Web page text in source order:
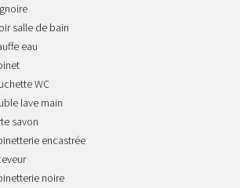
salle de bain
eau
WC
lave main
savon
encastrée
noire